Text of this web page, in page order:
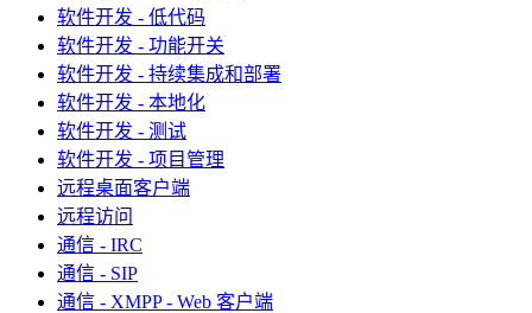
软件开发 - 低代码
软件开发 - 功能开关
软件开发 - 持续集成和部署
软件开发 - 本地化
软件开发 - 测试
软件开发 - 项目管理
远程桌面客户端
远程访问
通信 - IRC
通信 - SIP
通信 - XMPP - Web 客户端